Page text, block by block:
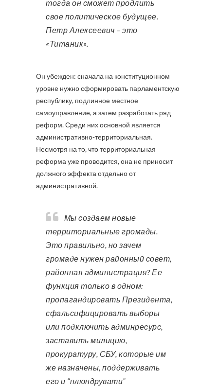
тогда он сможет продлить
свое политическое будущее.
Петр Алексеевич – это
«Титаник».
Он убежден: сначала на конституционном
уровне нужно сформировать парламентскую
республику, подлинное местное
самоуправление, а затем разработать ряд
реформ. Среди них основной является
административно-территориальная.
Несмотря на то, что территориальная
реформа уже проводится, она не приносит
должного эффекта отдельно от
административной.
Мы создаем новые
территориальные громады.
Это правильно, но зачем
громаде нужен районный совет,
районная администрация? Ее
функция только в одном:
пропагандировать Президента,
сфальсифицировать выборы
или подключить админресурс,
заставить милицию,
прокуратуру, СБУ, которые им
же назначены, поддерживать
его и “плюндрувати”